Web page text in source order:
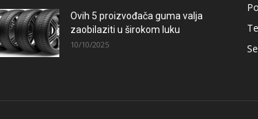
Ovih 5 proizvođača guma valja
zaobilaziti u širokom luku
10/10/2025